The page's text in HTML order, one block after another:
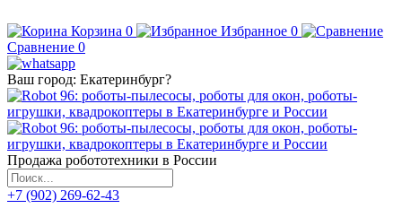
Корзина 0 Избранное 0
Сравнение 0
Ваш город: Екатеринбург?
Продажа робототехники в России
+7 (902) 269-62-43